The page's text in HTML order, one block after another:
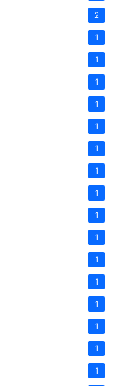
2
1
1
1
1
1
1
1
1
1
1
1
1
1
1
1
1